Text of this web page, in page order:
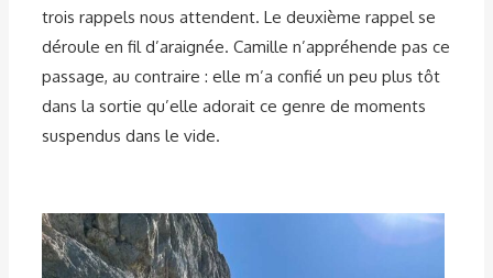
trois rappels nous attendent. Le deuxième rappel se
déroule en fil d’araignée. Camille n’appréhende pas ce
passage, au contraire : elle m’a confié un peu plus tôt
dans la sortie qu’elle adorait ce genre de moments
suspendus dans le vide.